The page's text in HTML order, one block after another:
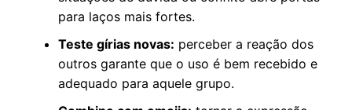
para laços mais fortes.
Teste gírias novas: perceber a reação dos
outros garante que o uso é bem recebido e
adequado para aquele grupo.